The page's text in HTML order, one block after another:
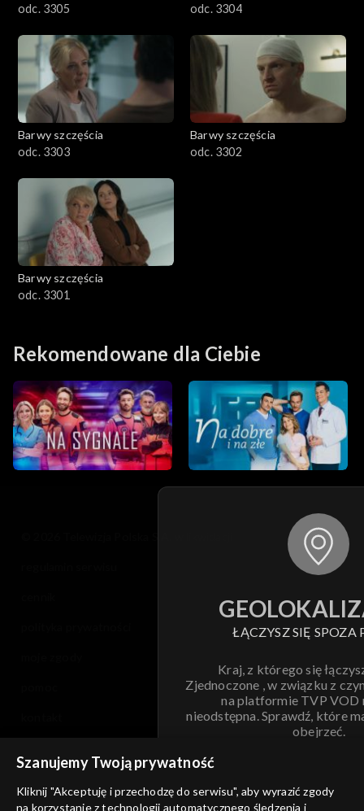
odc. 3305
odc. 3304
Barwy szczęścia
odc. 3303
Barwy szczęścia
odc. 3302
Barwy szczęścia
odc. 3301
Rekomendowane dla Ciebie
ŁĄCZYSZ SIĘ SPOZA
Kraj, z którego się
Zjednoczone , w związku z
na platformie TVP VOD
nieodstępna. Sprawdź, które
obejrzeć.
informacje o dostawcy usług
Szanujemy Twoją prywatność
Kliknij "Akceptuję i przechodzę do serwisu", aby wyrazić zgody
na korzystanie z technologii automatycznego śledzenia i